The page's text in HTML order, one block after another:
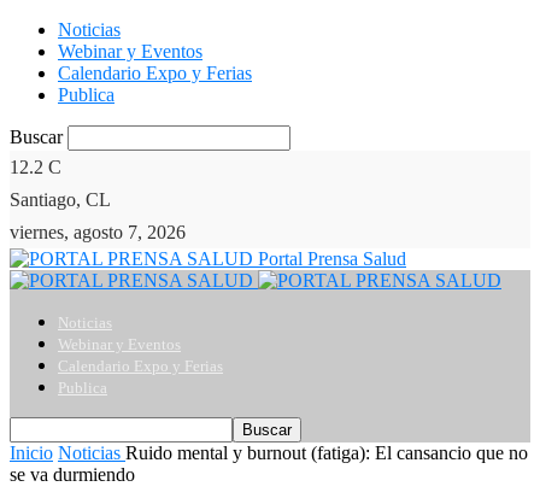
Noticias
Webinar y Eventos
Calendario Expo y Ferias
Publica
Buscar
12.2 C
Santiago, CL
viernes, agosto 7, 2026
Portal Prensa Salud
Noticias
Webinar y Eventos
Calendario Expo y Ferias
Publica
Inicio Noticias Ruido mental y burnout (fatiga): El cansancio que no
se va durmiendo